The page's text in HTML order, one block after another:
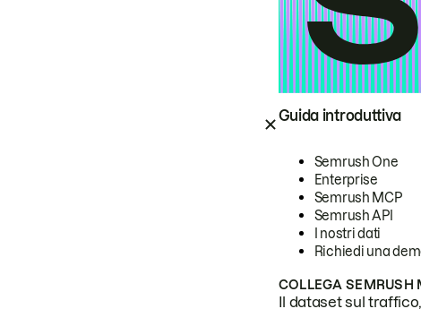
Guida introduttiva
Semrush One
Enterprise
Semrush MCP
Semrush API
I nostri dati
Richiedi una
COLLEGA SEMRUSH
Il dataset sul